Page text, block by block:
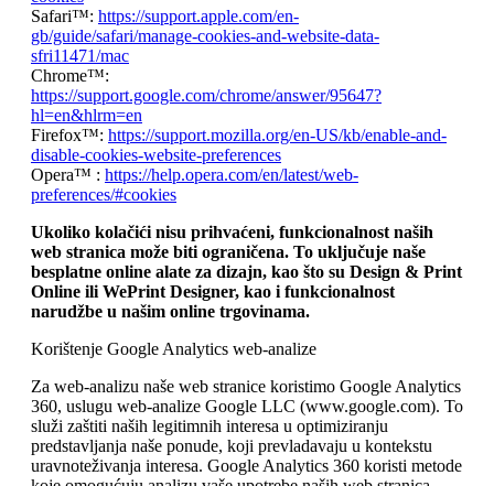
Safari™: https://support.apple.com/en-
gb/guide/safari/manage-cookies-and-website-data-
sfri11471/mac
Chrome™:
https://support.google.com/chrome/answer/95647?
hl=en&hlrm=en
Firefox™: https://support.mozilla.org/en-US/kb/enable-and-
disable-cookies-website-preferences
Opera™ : https://help.opera.com/en/latest/web-
preferences/#cookies
Ukoliko kolačići nisu prihvaćeni, funkcionalnost naših
web stranica može biti ograničena. To uključuje naše
besplatne online alate za dizajn, kao što su Design & Print
Online ili WePrint Designer, kao i funkcionalnost
narudžbe u našim online trgovinama.
Korištenje Google Analytics web-analize
Za web-analizu naše web stranice koristimo Google Analytics
360, uslugu web-analize Google LLC (www.google.com). To
služi zaštiti naših legitimnih interesa u optimiziranju
predstavljanja naše ponude, koji prevladavaju u kontekstu
uravnoteživanja interesa. Google Analytics 360 koristi metode